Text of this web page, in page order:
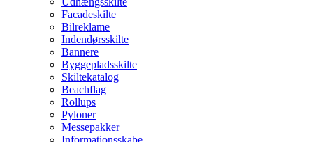
Facadeskilte
Bilreklame
Indendørsskilte
Bannere
Byggepladsskilte
Skiltekatalog
Beachflag
Rollups
Pyloner
Messepakker
Informationsskabe